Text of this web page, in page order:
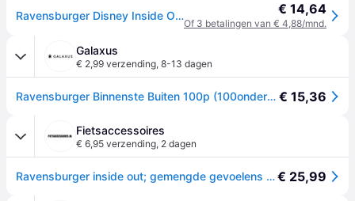
Ravensburger Disney Inside Out - Mixed Emotions 100p € 14,64
Of 3 betalingen van € 4,88/mnd.
Galaxus
€ 2,99 verzending, 8-13 dagen
Ravensburger Binnenste Buiten 100p (100onderdelen) € 15,36
Fietsaccessoires
€ 6,95 verzending, 2 dagen
Ravensburger inside out; gemengde gevoelens - legpuzzel 100 xxl€ 25,99